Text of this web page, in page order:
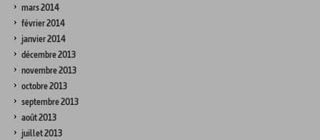
mars 2014
février 2014
janvier 2014
décembre 2013
novembre 2013
octobre 2013
septembre 2013
août 2013
juillet 2013